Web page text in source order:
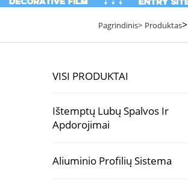
Pagrindinis> Produktas>
VISI PRODUKTAI
Ištemptų Lubų Spalvos Ir
Apdorojimai
Aliuminio Profilių Sistema